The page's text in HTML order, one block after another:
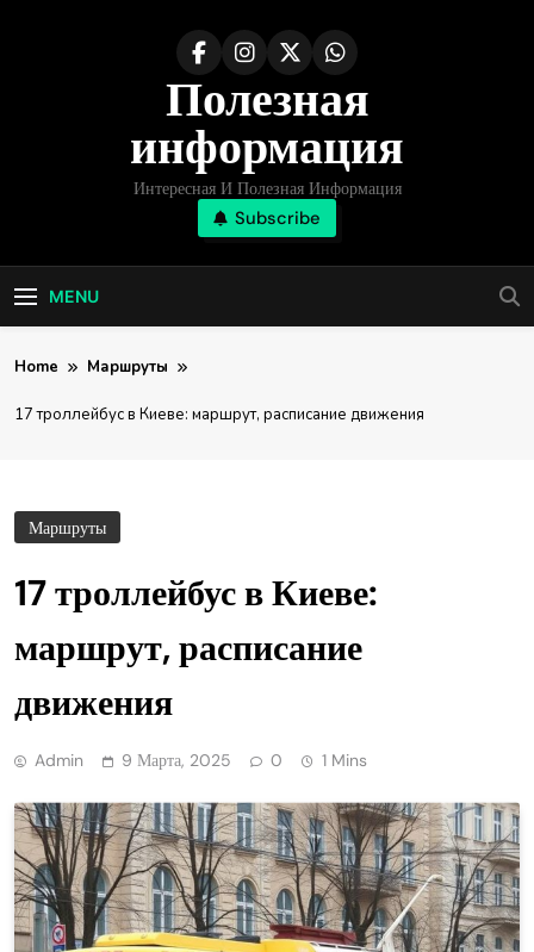
Полезная
информация
Интересная И Полезная Информация
Subscribe
MENU
Home Маршруты
17 троллейбус в Киеве: маршрут, расписание движения
Маршруты
17 троллейбус в Киеве:
маршрут, расписание
движения
Admin 9 Марта, 2025 0 1 Mins